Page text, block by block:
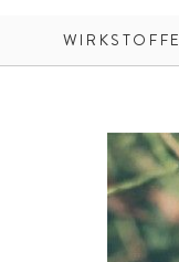
WIRKSTOFFE